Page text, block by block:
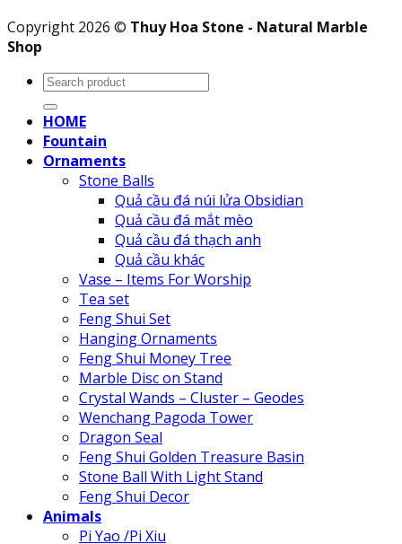
Copyright 2026 © Thuy Hoa Stone - Natural Marble
Shop
Search
for:
HOME
Fountain
Ornaments
Stone Balls
Quả cầu đá núi lửa Obsidian
Quả cầu đá mắt mèo
Quả cầu đá thạch anh
Quả cầu khác
Vase – Items For Worship
Tea set
Feng Shui Set
Hanging Ornaments
Feng Shui Money Tree
Marble Disc on Stand
Crystal Wands – Cluster – Geodes
Wenchang Pagoda Tower
Dragon Seal
Feng Shui Golden Treasure Basin
Stone Ball With Light Stand
Feng Shui Decor
Animals
Pi Yao /Pi Xiu